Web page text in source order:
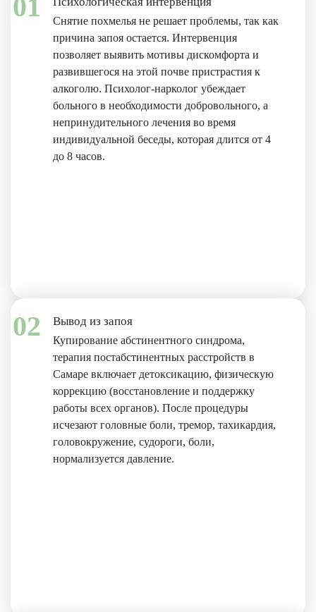
01
Снятие похмелья не решает проблемы, так как
причина запоя остается. Интервенция
позволяет выявить мотивы дискомфорта и
развившегося на этой почве пристрастия к
алкоголю. Психолог-нарколог убеждает
больного в необходимости добровольного, а
непринудительного лечения во время
индивидуальной беседы, которая длится от 4
до 8 часов.
02 Вывод из запоя
Купирование абстинентного синдрома,
терапия постабстинентных расстройств в
Самаре включает детоксикацию, физическую
коррекцию (восстановление и поддержку
работы всех органов). После процедуры
исчезают головные боли, тремор, тахикардия,
головокружение, судороги, боли,
нормализуется давление.